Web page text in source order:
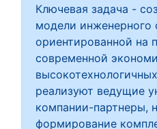
Ключевая задача -
модели инженерного
ориентированной на
современной
реализуют ведущие
компании-партнеры,
формирование